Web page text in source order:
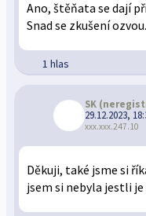
Ano, štěňata se dají
Snad se zkušení ozvou.
1 hlas
SK
29.12.2023,
xxx.xxx.247.10
Děkuji, také jsme si
jsem si nebyla jestli